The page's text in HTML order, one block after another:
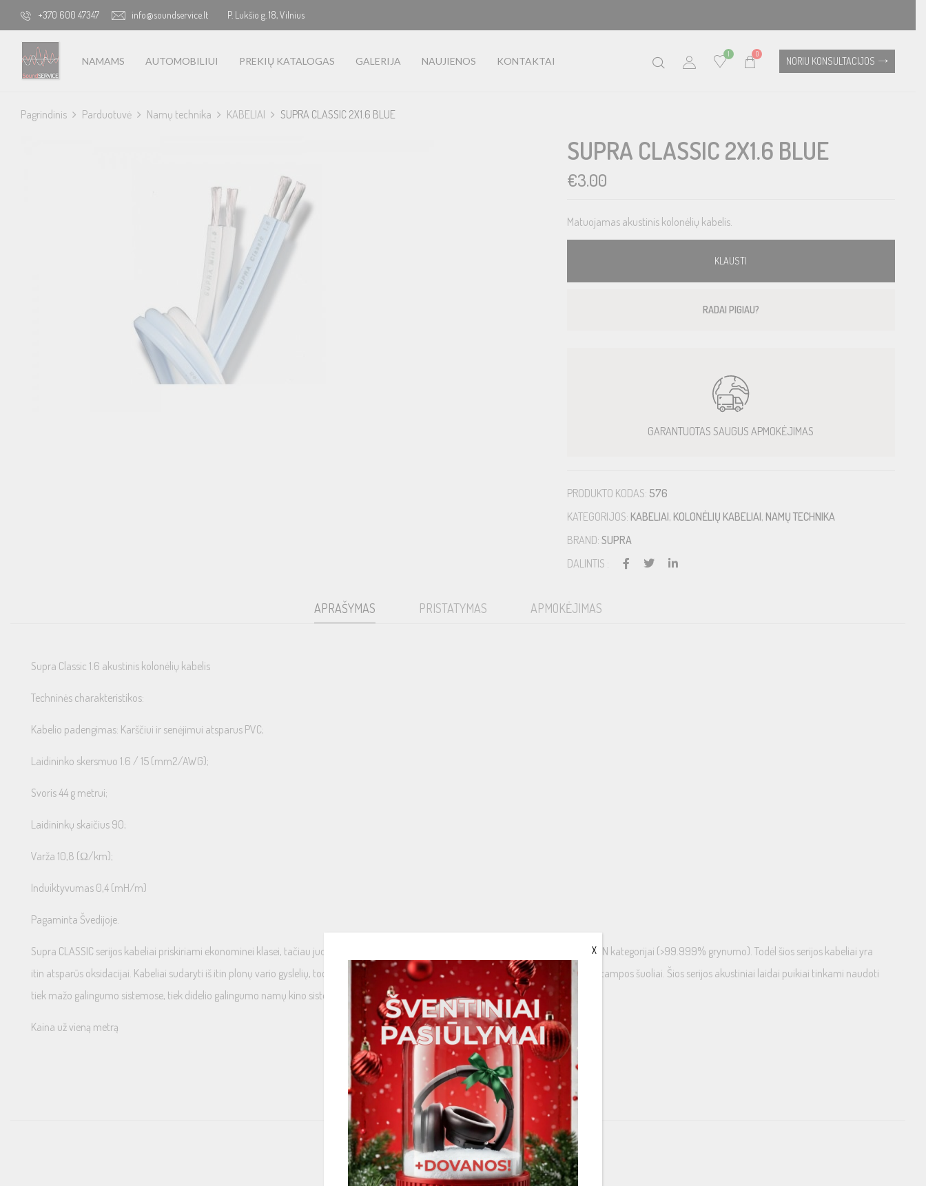
+370 600 47347 info@soundservice.lt P. Lukšio g. 18, Vilnius
NAMAMS AUTOMOBILIUI PREKIŲ KATALOGAS GALERIJA NAUJIENOS KONTAKTAI
1 0
NORIU KONSULTACIJOS
Pagrindinis Parduotuvė Namų technika KABELIAI SUPRA CLASSIC 2X1.6 BLUE
SUPRA CLASSIC 2X1.6 BLUE
€3.00
Matuojamas akustinis kolonėlių kabelis.
KLAUSTI
RADAI PIGIAU?
GARANTUOTAS SAUGUS APMOKĖJIMAS
PRODUKTO KODAS: 576
KATEGORIJOS: KABELIAI, KOLONĖLIŲ KABELIAI, NAMŲ TECHNIKA
BRAND: SUPRA
DALINTIS :
APRAŠYMAS PRISTATYMAS APMOKĖJIMAS
Supra Classic 1.6 akustinis kolonėlių kabelis
Techninės charakteristikos:
Kabelio padengimas: Karščiui ir senėjimui atsparus PVC;
Laidininko skersmuo 1.6 / 15 (mm2/AWG);
Svoris 44 g metrui;
Laidininkų skaičius 90;
Varža 10,8 (Ω/km);
Induiktyvumas 0,4 (mH/m)
Pagaminta Švedijoje.
Supra CLASSIC serijos kabeliai priskiriami ekonominei klasei, tačiau juose nadojams laidinininkas yra itin švarus varis, kuris priskiriamas 5N kategorijai (>99.999% grynumo). Todėl šios serijos kabeliai yra
itin atsparūs oksidacijai. Kabeliai sudaryti iš itin plonų vario gyslelių, todėl yra užtikrinta geresnė garso atkūrimo kokybė, mažesni signalo įtampos šuoliai. Šios serijos akustiniai laidai puikiai tinkami naudoti
tiek mažo galingumo sistemose, tiek didelio galingumo namų kino sistemose, kur yra itin dideli kabelių ilgiai.
Kaina už vieną metrą
X